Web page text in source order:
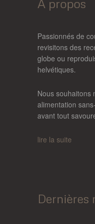
A propos
Passionnés de
revisitons des
globe ou
helvétiques.
Nous souhaitons
alimentation
avant tout
lire la suite
Dernières